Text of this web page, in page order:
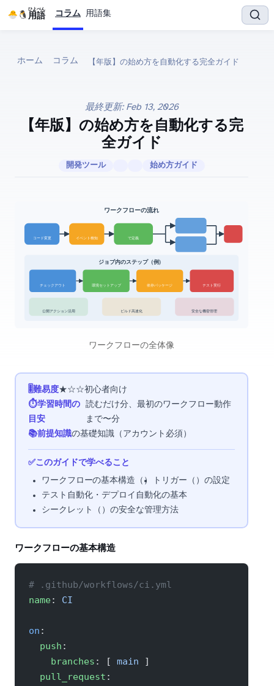
IT用語
ひよぺん コラム 用語集
ホーム コラム 【2026年版】GitHub Actionsの始め方 — CI/CDを自動化する完全ガイド
最終更新: Feb 13, 2026
【2026年版】GitHub Actionsの始め方 — CI/CDを自動化する完
全ガイド
開発ツール 始め方ガイド
GitHub Actions ワークフローの流れ
コード変更 イベント検知 YAMLで定義
ジョブ内のステップ（例: Test Job）
チェックアウト 環境セットアップ 依存パッケージ テスト実行
公開アクション活用 ビルド高速化 安全な機密管理
GitHub Actionsワークフローの全体像
🎚 難易度★☆☆ 初心者向け
⏱ 学習時間の
目安
読むだけ10分、最初のワークフロー動作
まで20〜30分
📚 前提知識git-getting-started の基礎知識（GitHubアカウント必須）
✅ このガイドで学べること
ワークフローYAMLの基本構造（on/jobs/steps）
トリガー（push/pull_request/schedule）の設定
テスト自動化・デプロイ自動化の基本
シークレット（Secrets）の安全な管理方法
ワークフローの基本構造
# .github/workflows/ci.yml
name: CI
on :
  push
:
    branches
: [ main ]
  pull_request
: